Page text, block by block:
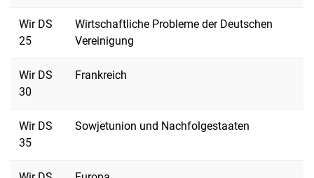
Wir DS
25
Wirtschaftliche Probleme der Deutschen
Vereinigung
Wir DS
30
Frankreich
Wir DS
35
Sowjetunion und Nachfolgestaaten